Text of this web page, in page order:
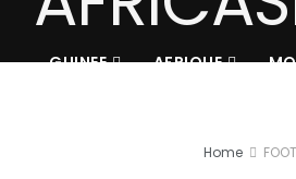
GUINEE AFRIQUE
Home